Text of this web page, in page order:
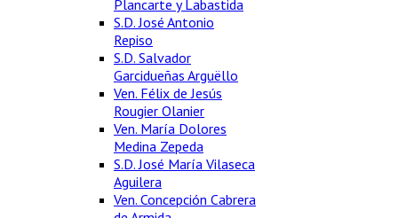
Plancarte y Labastida
S.D. José Antonio
Repiso
S.D. Salvador
Garcidueñas Arguëllo
Ven. Félix de Jesús
Rougier Olanier
Ven. María Dolores
Medina Zepeda
S.D. José María Vilaseca
Aguilera
Ven. Concepción Cabrera